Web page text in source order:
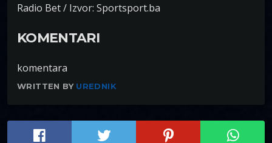
Radio Bet / Izvor: Sportsport.ba
KOMENTARI
komentara
WRITTEN BY UREDNIK